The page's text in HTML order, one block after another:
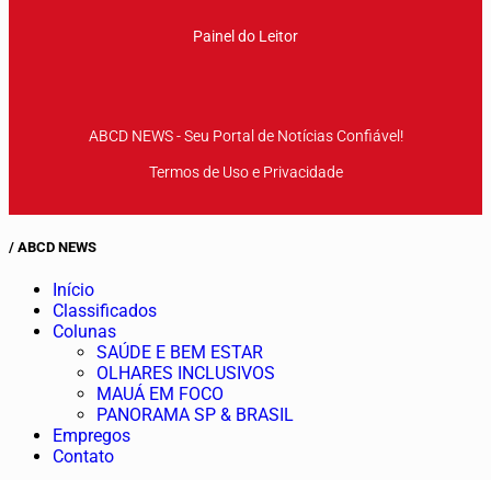
Painel do Leitor
ABCD NEWS - Seu Portal de Notícias Confiável!
Termos de Uso e Privacidade
/ ABCD NEWS
Início
Classificados
Colunas
SAÚDE E BEM ESTAR
OLHARES INCLUSIVOS
MAUÁ EM FOCO
PANORAMA SP & BRASIL
Empregos
Contato